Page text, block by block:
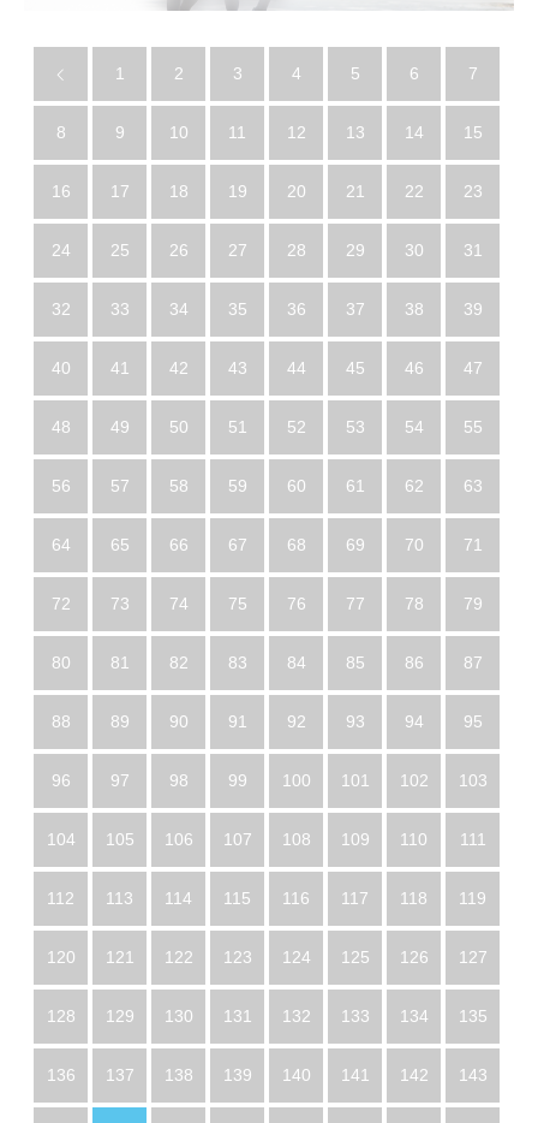
1 2 3 4 5 6 7
8 9 10 11 12 13 14 15
16 17 18 19 20 21 22 23
24 25 26 27 28 29 30 31
32 33 34 35 36 37 38 39
40 41 42 43 44 45 46 47
48 49 50 51 52 53 54 55
56 57 58 59 60 61 62 63
64 65 66 67 68 69 70 71
72 73 74 75 76 77 78 79
80 81 82 83 84 85 86 87
88 89 90 91 92 93 94 95
96 97 98 99 100 101 102 103
104 105 106 107 108 109 110 111
112 113 114 115 116 117 118 119
120 121 122 123 124 125 126 127
128 129 130 131 132 133 134 135
136 137 138 139 140 141 142 143